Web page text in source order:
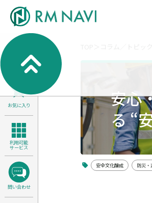
サステナビリ
医療／介護
製品安全・食
検索
お気に入り
利用可能
サービス
問い合わせ
安心
る “
安全文化醸成 防災・